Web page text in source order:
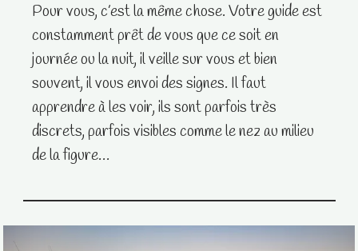
Pour vous, c’est la même chose. Votre guide est
constamment prêt de vous que ce soit en
journée ou la nuit, il veille sur vous et bien
souvent, il vous envoi des signes. Il faut
apprendre à les voir, ils sont parfois très
discrets, parfois visibles comme le nez au milieu
de la figure…